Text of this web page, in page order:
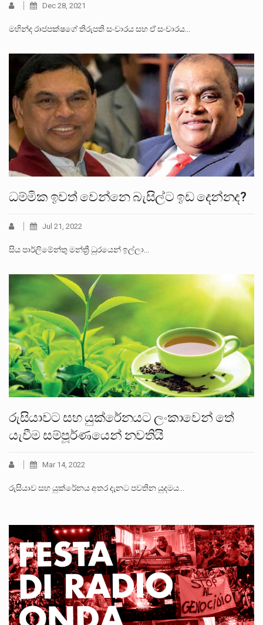
Dec 28, 2021
මහින්ද රාජපක්ෂගේ තිරුපති සංචාරය සහ ඒ සංචාරය…
ධම්මික ඉවත් වෙන්නෙ බැසිල්ට ඉඩ දෙන්නද?
Jul 21, 2022
සිය පාර්ලිමේන්තු මන්ත්‍රී ධුරයෙන් ඉල්ලා…
රුසියාවට සහ යුක්රේනයට ලංකාවෙන් තේ
යැවීම සම්පූර්ණයෙන් නවතියි
Mar 14, 2022
රුසියාව සහ යුක්රේනය අතර දැනට පවතින යුදමය…